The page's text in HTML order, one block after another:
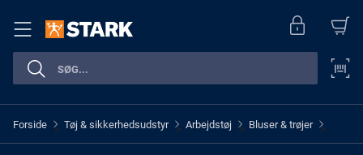
Forside > Tøj & sikkerhedsudstyr > Arbejdstøj > Bluser & trøjer >